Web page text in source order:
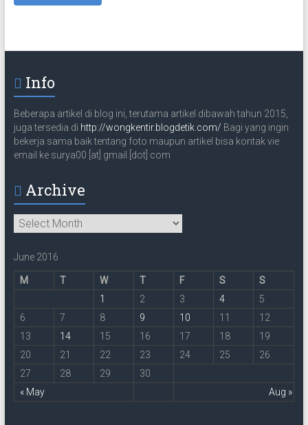
a
i
l
Info
Beberapa artikel di blog ini, terutama artikel dibawah tahun 2015,
juga tersedia di http://wongkentir.blogdetik.com/ Bagi yang ingin
bekerja sama baik tentang foto maupun artikel bisa kontak vie
email ke surya00 [at] gmail [dot] com
Archive
Archive
June 2016
M T W T F S S
« May Aug »
1 2 3 4
5
6
7 8 9 10 11
12
13
14 15 16 17 18
19
20
21 22 23 24 25
26
27
28 29 30